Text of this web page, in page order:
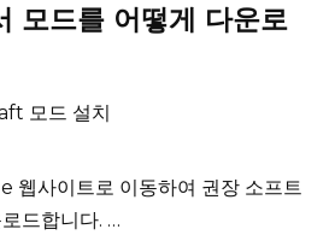
드를 어떻게 다운로
모드 설치
웹사이트로 이동하여 권장 소프트
드합니다. …